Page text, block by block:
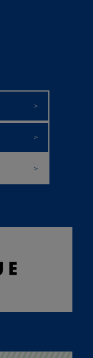
＞
＞
＞